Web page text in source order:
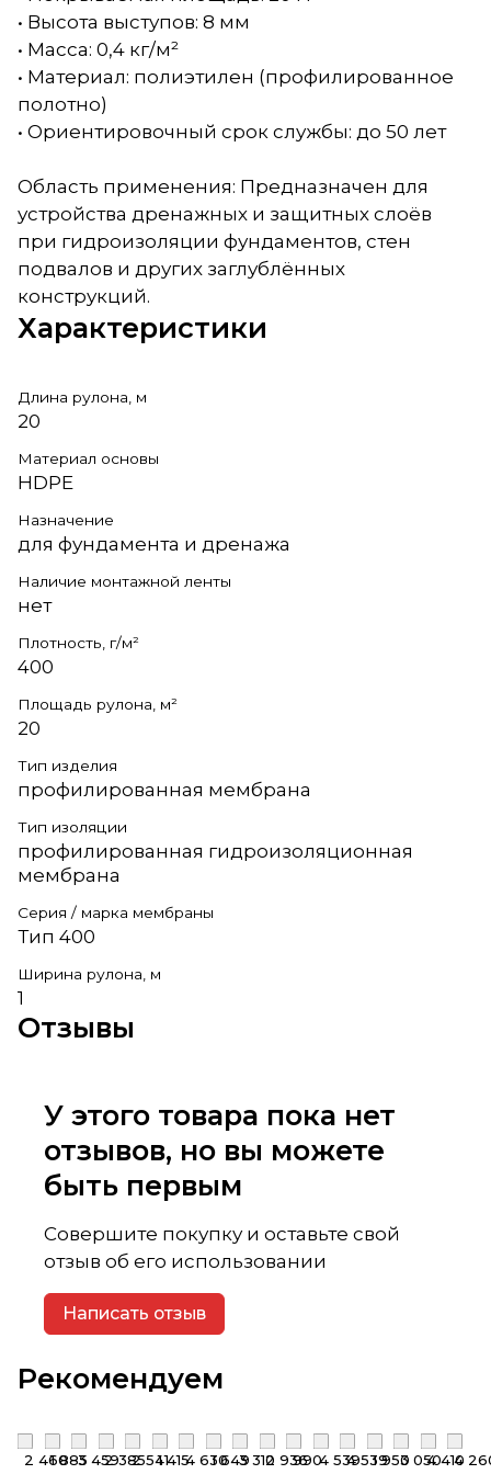
• Высота выступов: 8 мм
• Масса: 0,4 кг/м²
• Материал: полиэтилен (профилированное
полотно)
• Ориентировочный срок службы: до 50 лет
Область применения: Предназначен для
устройства дренажных и защитных слоёв
при гидроизоляции фундаментов, стен
подвалов и других заглублённых
конструкций.
Характеристики
Длина рулона, м
20
Материал основы
HDPE
Назначение
для фундамента и дренажа
Наличие монтажной ленты
нет
Плотность, г/м²
400
Площадь рулона, м²
20
Тип изделия
профилированная мембрана
Тип изоляции
профилированная гидроизоляционная
мембрана
Серия / марка мембраны
Тип 400
Ширина рулона, м
1
Отзывы
У этого товара пока нет
отзывов, но вы можете
быть первым
Совершите покупку и оставьте свой
отзыв об его использовании
Написать отзыв
Рекомендуем
2 4601 8853 4592 3852 5411 4154 6301 6493 3102 9369904 5394 5391 9503 0504 410
4